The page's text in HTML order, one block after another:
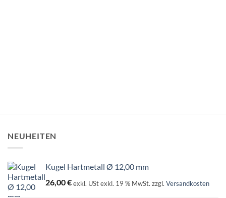
NEUHEITEN
Kugel Hartmetall Ø 12,00 mm
26,00€exkl. UStexkl. 19 % MwSt. zzgl. Versandkosten